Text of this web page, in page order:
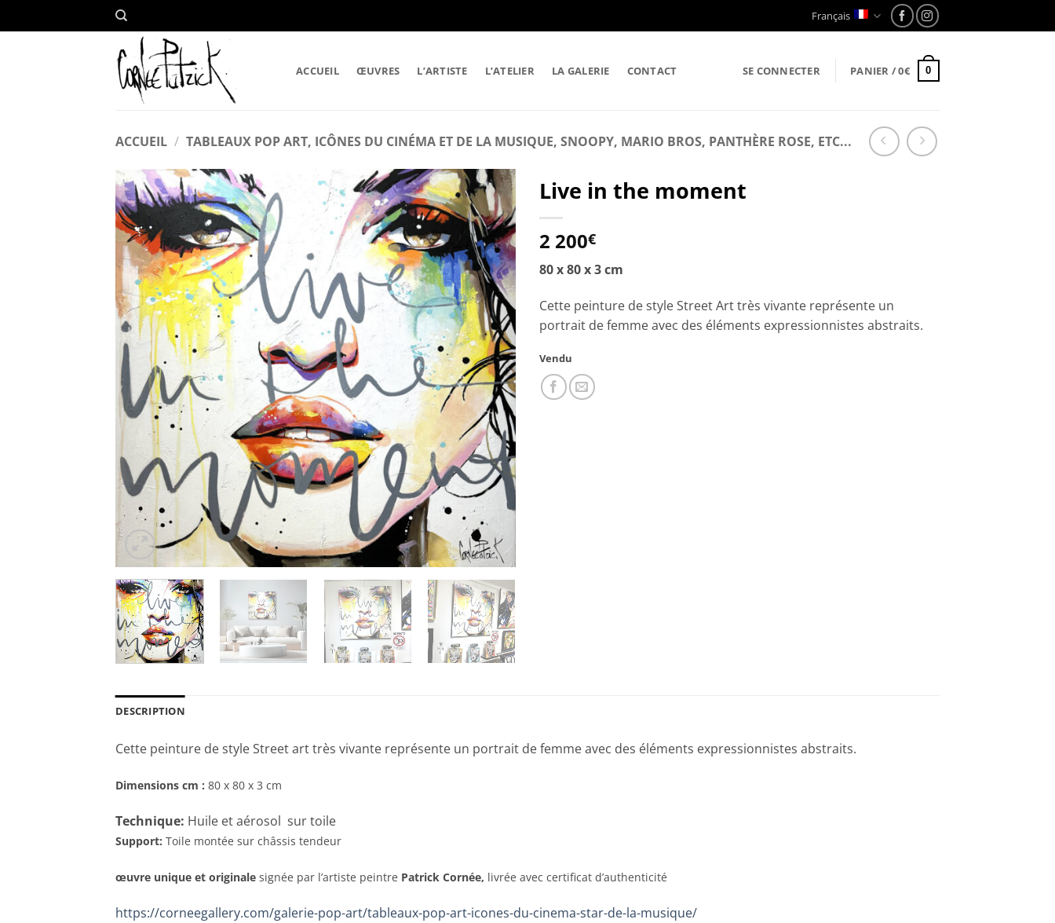
au
Français
ACCUEIL ŒUVRES L’ARTISTE L’ATELIER LA GALERIE CONTACT SE CONNECTER PANIER /0€ 0
ACCUEIL / TABLEAUX POP ART, ICÔNES DU CINÉMA ET DE LA MUSIQUE, SNOOPY, MARIO BROS, PANTHÈRE ROSE, ETC...
Live in the moment
2 200€
80 x 80 x 3 cm
Cette peinture de style Street Art très vivante représente un
portrait de femme avec des éléments expressionnistes abstraits.
Vendu
DESCRIPTION
Cette peinture de style Street art très vivante représente un portrait de femme avec des éléments expressionnistes abstraits.
Dimensions cm : 80 x 80 x 3 cm
Technique: Huile et aérosol sur toile
Support: Toile montée sur châssis tendeur
œuvre unique et originale signée par l’artiste peintre Patrick Cornée, livrée avec certificat d’authenticité
https://corneegallery.com/galerie-pop-art/tableaux-pop-art-icones-du-cinema-star-de-la-musique/